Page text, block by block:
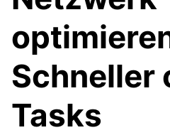
Schneller
Tasks